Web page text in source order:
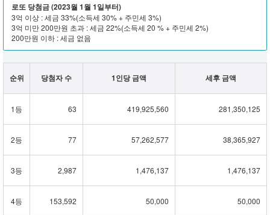
로또 당첨금 (2023월 1월 1일부터)
3억 이상 : 세금 33%(소득세 30% + 주민세 3%)
3억 미만 200만원 초과 : 세금 22%(소득세 20 % + 주민세 2%)
200만원 이하 : 세금 없음
순위 당첨자 수 1인당 금액 세후 금액
1등 63 419,925,560 281,350,125
2등 77 57,262,577 38,365,927
3등 2,987 1,476,137 1,476,137
4등 153,592 50,000 50,000